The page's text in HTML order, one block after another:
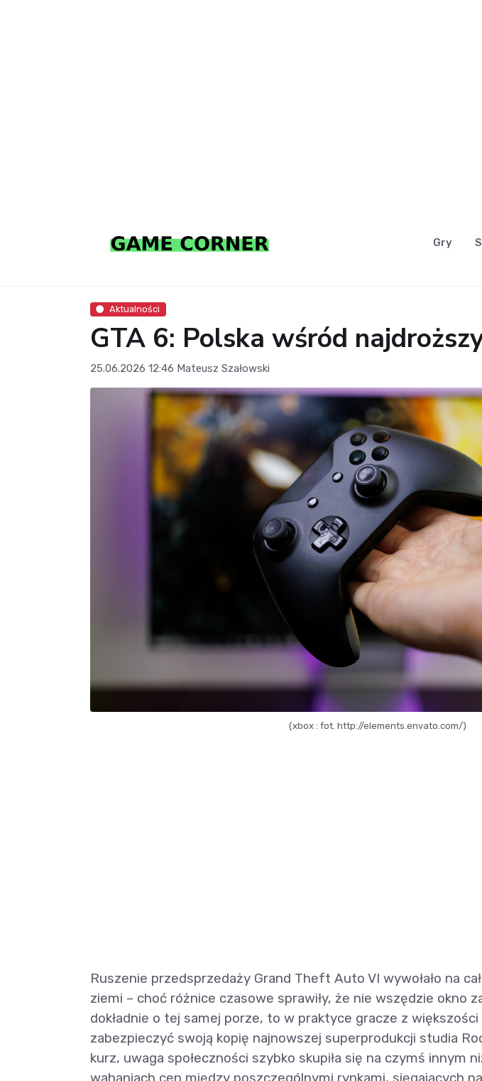
Gry
Aktualności
GTA 6: Polska wśród
25.06.2026 12:46 Mateusz Szałowski
(xbox : fot. http://elements.envato.com/)
Ruszenie przedsprzedaży Grand Theft Auto VI wywołało na
ziemi – choć różnice czasowe sprawiły, że nie wszędzie okno
dokładnie o tej samej porze, to w praktyce gracze z
zabezpieczyć swoją kopię najnowszej superprodukcji studia
kurz, uwaga społeczności szybko skupiła się na czymś innym